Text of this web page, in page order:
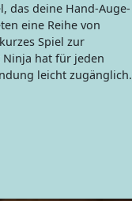
das deine Hand-Auge-
eine Reihe von
Spiel zur
hat für jeden
leicht zugänglich.